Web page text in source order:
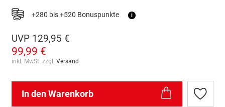
+280 bis +520 Bonuspunkte i
UVP 129,95 €
99,99 €
inkl. MwSt. zzgl. Versand
In den Warenkorb
Zur